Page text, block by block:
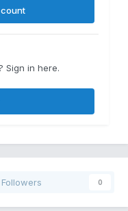
Sign in here.
Followers 0